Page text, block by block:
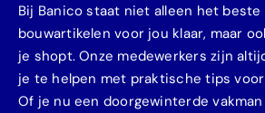
Bij Banico staat niet alleen het
bouwartikelen voor jou klaar, maar
je shopt. Onze medewerkers zijn
je te helpen met praktische tips
Of je nu een doorgewinterde